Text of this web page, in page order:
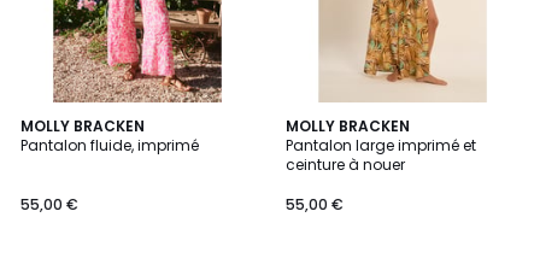
MOLLY BRACKEN
Pantalon fluide, imprimé
55,00 €
MOLLY BRACKEN
Pantalon large imprimé et
ceinture à nouer
55,00 €